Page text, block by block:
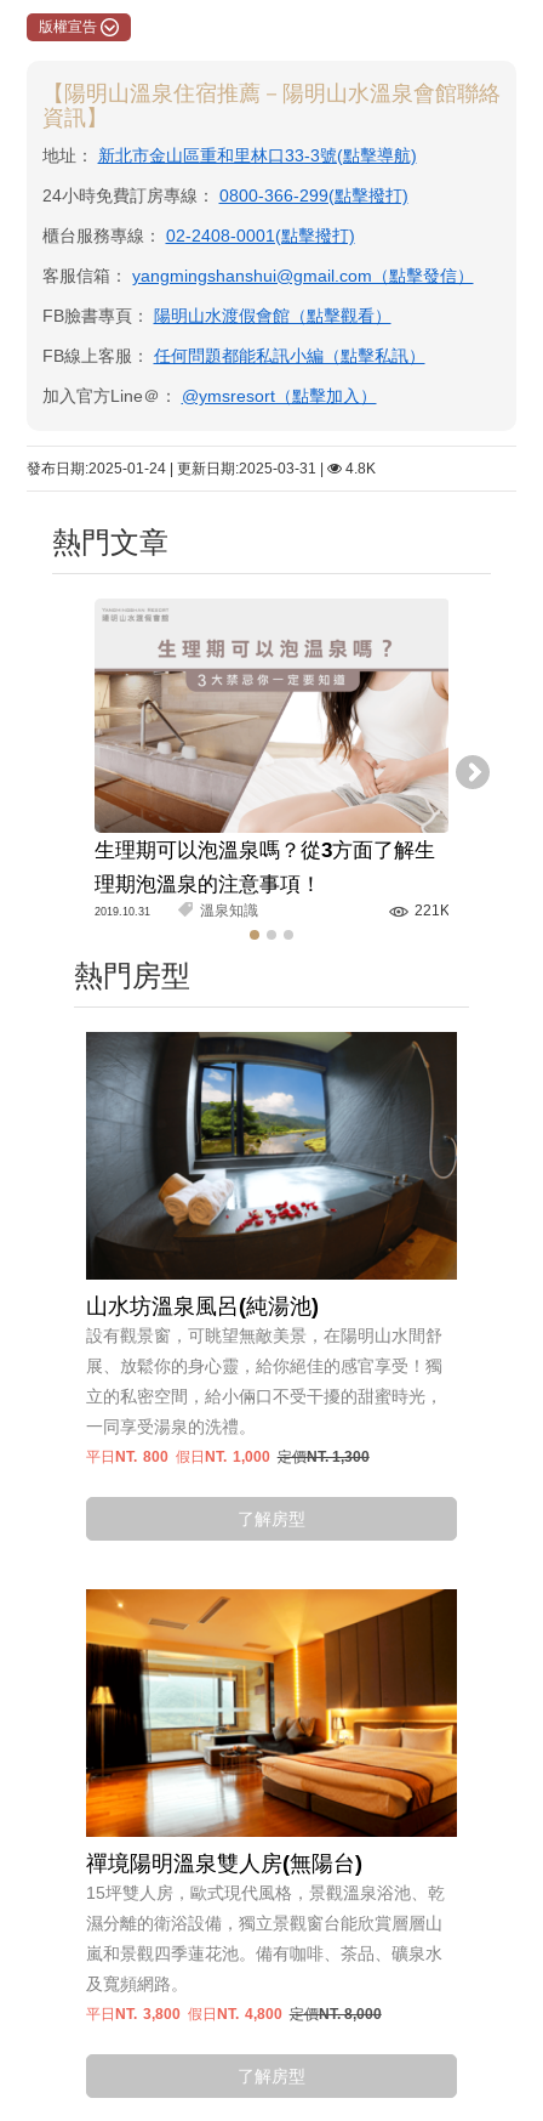
版權宣告
【陽明山溫泉住宿推薦－陽明山水溫泉會館聯絡
資訊】
地址： 新北市金山區重和里林口33-3號(點擊導航)
24小時免費訂房專線： 0800-366-299(點擊撥打)
櫃台服務專線： 02-2408-0001(點擊撥打)
客服信箱： yangmingshanshui@gmail.com（點擊發信）
FB臉書專頁： 陽明山水渡假會館​（點擊觀看）
FB線上客服： 任何問題都能私訊小編（點擊私訊）
加入官方Line＠： @ymsresort（點擊加入）
發布日期:2025-01-24 | 更新日期:2025-03-31 | 4.8K
熱門文章
生理期可以泡溫泉嗎？從3方面了解生
理期泡溫泉的注意事項！
2019.10.31 溫泉知識 221K
熱門房型
山水坊溫泉風呂(純湯池)
設有觀景窗，可眺望無敵美景，在陽明山水間舒
展、放鬆你的身心靈，給你絕佳的感官享受！獨
立的私密空間，給小倆口不受干擾的甜蜜時光，
一同享受湯泉的洗禮。
平日NT. 800 假日NT. 1,000定價NT. 1,300
了解房型
禪境陽明溫泉雙人房(無陽台)
15坪雙人房，歐式現代風格，景觀溫泉浴池、乾
濕分離的衛浴設備，獨立景觀窗台能欣賞層層山
嵐和景觀四季蓮花池。備有咖啡、茶品、礦泉水
及寬頻網路。
平日NT. 3,800 假日NT. 4,800定價NT. 8,000
了解房型